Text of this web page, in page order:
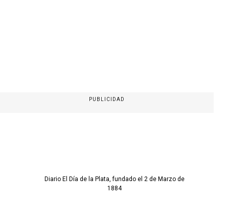
PUBLICIDAD
Diario El Día de la Plata, fundado el 2 de Marzo de
1884